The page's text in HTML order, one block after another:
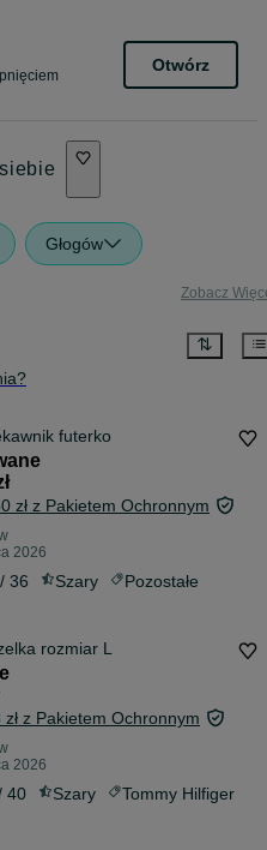
Otwórz
Głogów
Zobacz
futerko
zł z Pakietem Ochronnym
2026
36 Szary Pozostałe
rozmiar L
zł z Pakietem Ochronnym
2026
40 Szary Tommy Hilfiger